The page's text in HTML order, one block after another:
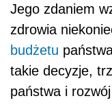
Jego zdaniem
zdrowia
budżetu
takie decyzje,
państwa i